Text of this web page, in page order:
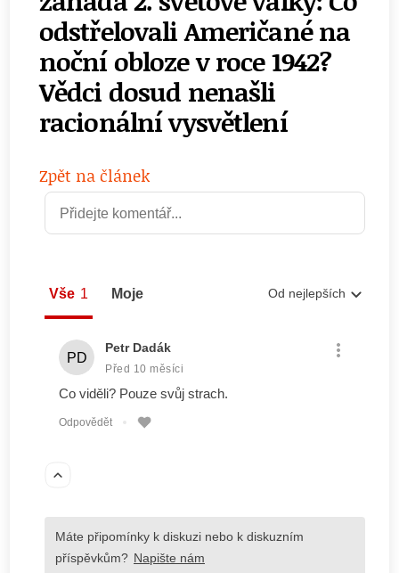
odstřelovali Američané na
noční obloze v roce 1942?
Vědci dosud nenašli
racionální vysvětlení
Zpět na článek